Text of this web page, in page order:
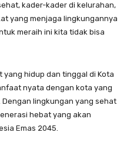
kader-kader di kelurahan,
yang menjaga lingkungannya
meraih ini kita tidak bisa
yang hidup dan tinggal di Kota
nyata dengan kota yang
lingkungan yang sehat
hebat yang akan
Emas 2045.